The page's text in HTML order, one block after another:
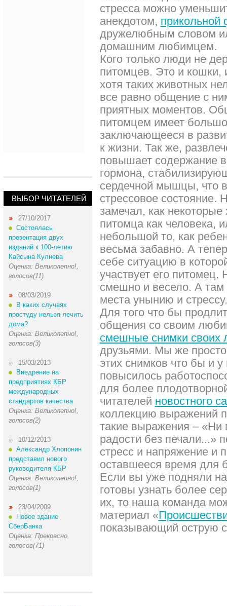
ВЫБОР ЧИТАТЕЛЕЙ
27/10/2017
Состоялась
презентация двух
изданий к 100-летию
Кайсына Кулиева
Оценка: Великолепно!,
голосов(11)
08/03/2019
В каких случаях
простуду нельзя лечить
дома?
Оценка: Великолепно!,
голосов(3)
15/03/2013
Внедрение на
предприятиях КБР
международных
стандартов качества
Оценка: Великолепно!,
голосов(2)
10/12/2013
Александр Хлопонин
представил нового
руководителя КБР
Оценка: Великолепно!,
голосов(1)
23/04/2009
Новое здание
СберБанка
Оценка: Прекрасно,
голосов(71)
стресса можно
анекдотом, прикольной
дружелюбным словом
домашним любимцем.
Кого только люди не
питомцев. Это и
хотя таких животных
все равно общение с
приятных моментов.
питомцем имеет
заключающееся в
к жизни. Так же,
повышает содержание
гормона,
сердечной мышцы, что
стрессовое состояние.
замечал, как
питомца как человека,
небольшой то, как
весьма забавно. А
себе ситуацию в
участвует его питомец.
смешно и весело. А там
места унынию и стрессу.
Для того что бы
общения со своим
смешные снимки своих
друзьями. Мы же
этих снимков что бы и
повысилось
для более
читателей новостного
коллекцию выражений
такие выражения – «Ни
радости без печали...»
стресс и напряжение и
оставшееся время для
Если вы уже подняли
готовы узнать более
их, то наша команда
материал «
показывающий острую